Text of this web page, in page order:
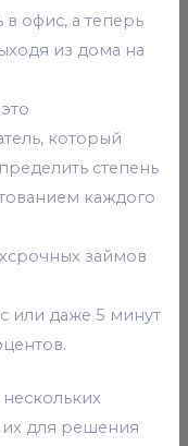
офис, а теперь
из дома на
который
степень
каждого
займов
или даже 5 минут
их для решения